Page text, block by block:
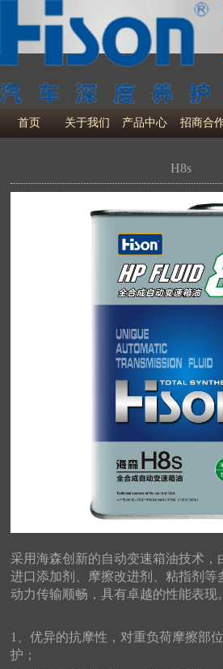
首页 关于我们 产品中心 招商合
H8s
采用海森创新的自动变速箱油技术，
进口添加剂、摩擦改进剂、粘指剂等
动力传输顺畅，具有卓越的性能表现。
1、优异的抗摩性，对重负荷摩擦部
护；